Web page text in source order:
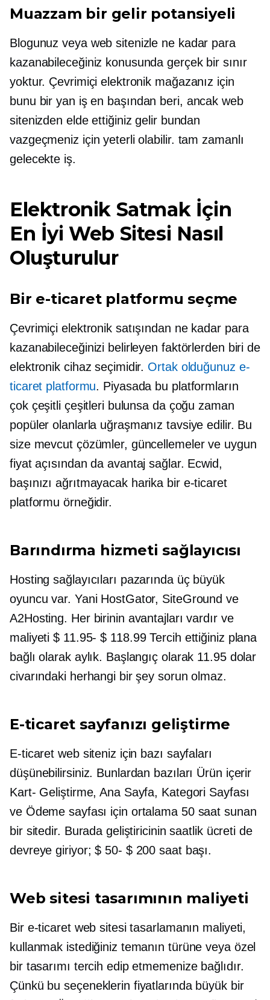
Muazzam bir gelir potansiyeli
Blogunuz veya web sitenizle ne kadar para
kazanabileceğiniz konusunda gerçek bir sınır
yoktur. Çevrimiçi elektronik mağazanız için
bunu biryan işen başından beri, ancak web
sitenizden elde ettiğiniz gelir bundan
vazgeçmeniz için yeterli olabilir. tam zamanlı
gelecekte iş.
Elektronik Satmak İçin
En İyi Web Sitesi Nasıl
Oluşturulur
Bir e-ticaret platformu seçme
Çevrimiçi elektronik satışından ne kadar para
kazanabileceğinizi belirleyen faktörlerden biri de
elektronik cihaz seçimidir. Ortak olduğunuz e-
ticaret platformu. Piyasada bu platformların
çok çeşitli çeşitleri bulunsa da çoğu zaman
popüler olanlarla uğraşmanız tavsiye edilir. Bu
size mevcut çözümler, güncellemeler ve uygun
fiyat açısından da avantaj sağlar. Ecwid,
başınızı ağrıtmayacak harika bir e-ticaret
platformu örneğidir.
Barındırma hizmeti sağlayıcısı
Hosting sağlayıcıları pazarında üç büyük
oyuncu var. Yani HostGator, SiteGround ve
A2Hosting. Her birinin avantajları vardır ve
maliyeti$ 11.95- $ 118.99Tercih ettiğiniz plana
bağlı olarak aylık. Başlangıç ​​olarak 11.95 dolar
civarındaki herhangi bir şey sorun olmaz.
E-ticaret sayfanızı geliştirme
E-ticaret web siteniz için bazı sayfaları
düşünebilirsiniz. Bunlardan bazıları Ürün içerir
Kart- Geliştirme, Ana Sayfa, Kategori Sayfası
ve Ödeme sayfası için ortalama 50 saat sunan
bir sitedir. Burada geliştiricinin saatlik ücreti de
devreye giriyor;$ 50- $ 200 saat başı.
Web sitesi tasarımının maliyeti
Bir e-ticaret web sitesi tasarlamanın maliyeti,
kullanmak istediğiniz temanın türüne veya özel
bir tasarımı tercih edip etmemenize bağlıdır.
Çünkü bu seçeneklerin fiyatlarında büyük bir